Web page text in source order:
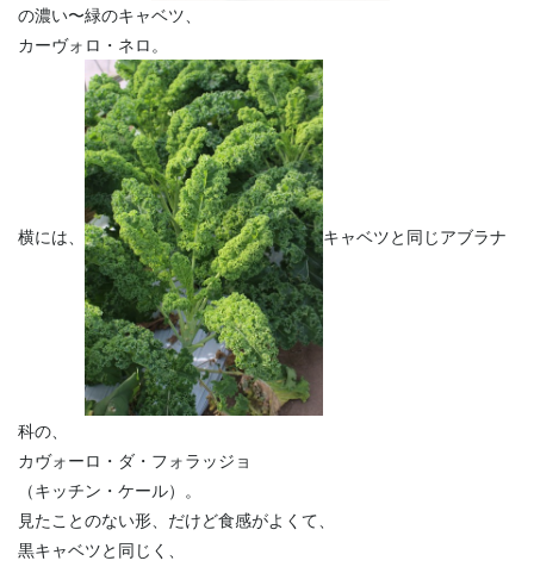
の濃い〜緑のキャベツ、
カーヴォロ・ネロ。
横には、 キャベツと同じアブラナ
科の、
カヴォーロ・ダ・フォラッジョ
（キッチン・ケール）。
見たことのない形、だけど食感がよくて、
黒キャベツと同じく、